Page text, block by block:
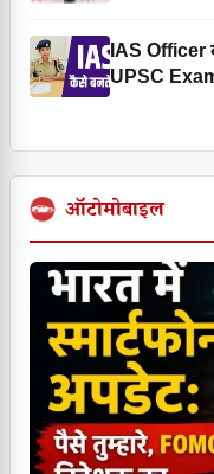
IAS Officer
UPSC
ऑटोमोबाइल